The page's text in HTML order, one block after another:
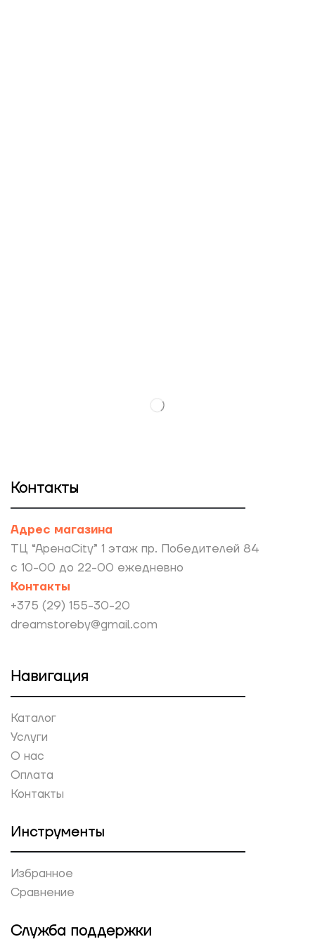
Контакты
Адрес магазина
ТЦ “АренаCity” 1 этаж пр. Победителей 84
с 10-00 до 22-00 ежедневно
Контакты
+375 (29) 155-30-20
dreamstoreby@gmail.com
Навигация
Каталог
Услуги
О нас
Оплата
Контакты
Инструменты
Избранное
Сравнение
Служба поддержки